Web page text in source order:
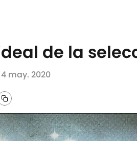
de la
4 may. 2020